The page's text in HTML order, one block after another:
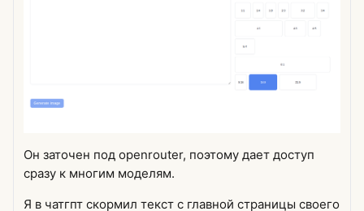
Он заточен под openrouter, поэтому дает доступ
сразу к многим моделям.
Я в чатгпт скормил текст с главной страницы своего